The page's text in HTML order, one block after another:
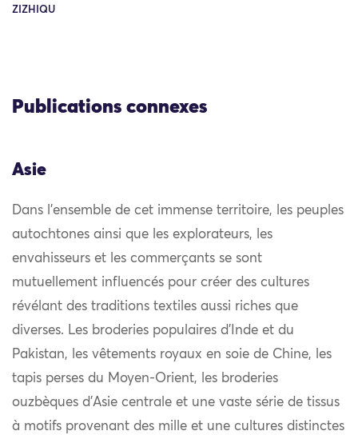
ZIZHIQU
Publications connexes
Asie
Dans l’ensemble de cet immense territoire, les peuples
autochtones ainsi que les explorateurs, les
envahisseurs et les commerçants se sont
mutuellement influencés pour créer des cultures
révélant des traditions textiles aussi riches que
diverses. Les broderies populaires d’Inde et du
Pakistan, les vêtements royaux en soie de Chine, les
tapis perses du Moyen-Orient, les broderies
ouzbèques d’Asie centrale et une vaste série de tissus
à motifs provenant des mille et une cultures distinctes